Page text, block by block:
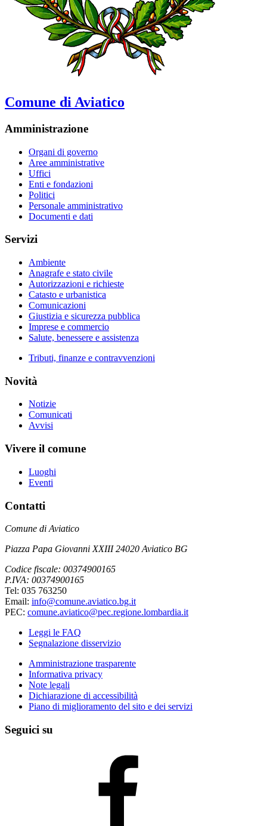
Comune di Aviatico
Amministrazione
Organi di governo
Aree amministrative
Uffici
Enti e fondazioni
Politici
Personale amministrativo
Documenti e dati
Servizi
Ambiente
Anagrafe e stato civile
Autorizzazioni e richieste
Catasto e urbanistica
Comunicazioni
Giustizia e sicurezza pubblica
Imprese e commercio
Salute, benessere e assistenza
Tributi, finanze e contravvenzioni
Novità
Notizie
Comunicati
Avvisi
Vivere il comune
Luoghi
Eventi
Contatti
Comune di Aviatico
Piazza Papa Giovanni XXIII 24020 Aviatico BG
Codice fiscale: 00374900165
P.IVA: 00374900165
Tel: 035 763250
Email: info@comune.aviatico.bg.it
PEC: comune.aviatico@pec.regione.lombardia.it
Leggi le FAQ
Segnalazione disservizio
Amministrazione trasparente
Informativa privacy
Note legali
Dichiarazione di accessibilità
Piano di miglioramento del sito e dei servizi
Seguici su